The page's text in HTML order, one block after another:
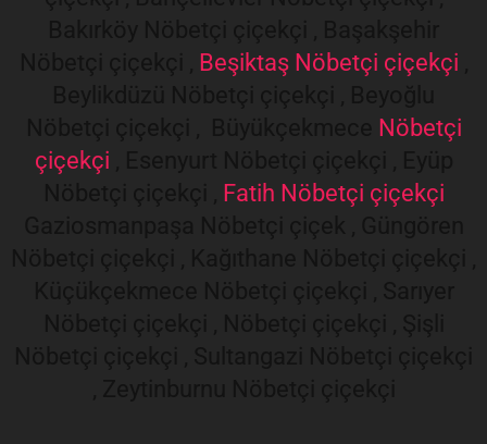
Beşiktaş Nöbetçi çiçekçi
Nöbetçi
çiçekçi
Fatih Nöbetçi çiçekçi